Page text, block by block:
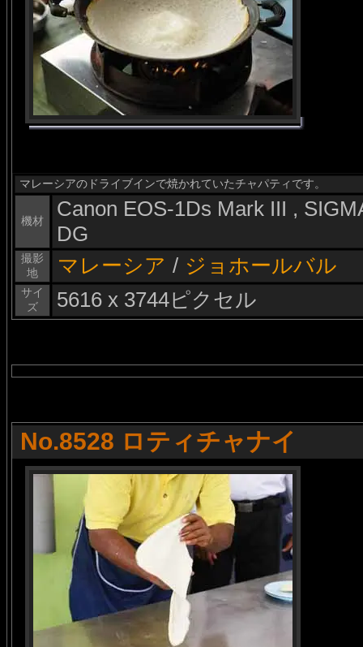
マレーシアのドライブインで焼かれていたチャパティです。
機材
Canon EOS-1Ds Mark III ,
DG
撮影
地
マレーシア / ジョホールバル
サイ
ズ
5616 x 3744ピクセル
No.8528 ロティチャナイ